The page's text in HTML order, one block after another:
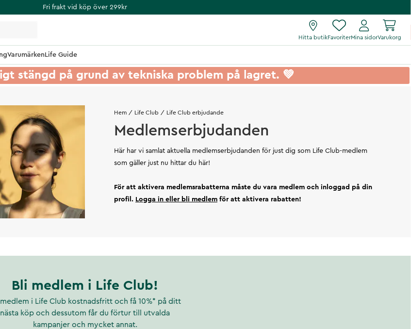
Fri frakt vid köp över 299kr
Hitta butikFavoriterMina sidorVarukorg
VarumärkenLife Guide
stängd på grund av tekniska problem på lagret. 💚
Hem Life Club Life Club erbjudande
Medlemserbjudanden
Här har vi samlat aktuella medlemserbjudanden för just dig som Life Club-medlem
som gäller just nu hittar du här!
För att aktivera medlemsrabatterna måste du vara medlem och inloggad på din
profil. Logga in eller bli medlem för att aktivera rabatten!
Bli medlem i Life Club!
i Life Club kostnadsfritt och få 10%* på ditt
nästa köp och dessutom får du förtur till utvalda
kampanjer och mycket annat.